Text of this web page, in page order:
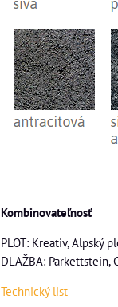
Kombinovateľnosť
PLOT: Kreativ, Alpský
DLAŽBA: Parkettstein,
Technický list